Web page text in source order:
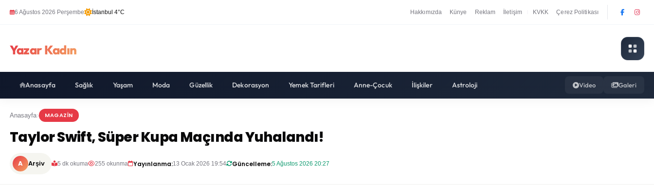
6 Ağustos 2026 Perşembe İstanbul 4°C Hakkımızda Künye Reklam İletişim KVKK Çerez Politikası
Yazar Kadın
Anasayfa Sağlık Yaşam Moda Güzellik Dekorasyon Yemek Tarifleri Anne-Çocuk İlişkiler Astroloji Video Galeri
Anasayfa MAGAZIN
Taylor Swift, Süper Kupa Maçında Yuhalandı!
A Arşiv 5 dk okuma 255 okunma Yayınlanma:13 Ocak 2026 19:54 Güncelleme:5 Ağustos 2026 20:27